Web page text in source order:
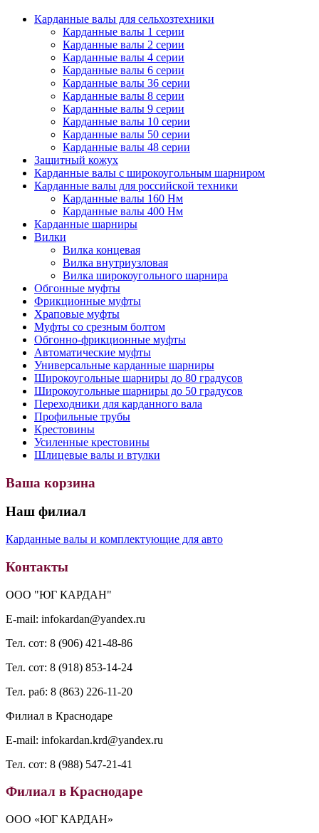
Карданные валы для сельхозтехники
Карданные валы 1 серии
Карданные валы 2 серии
Карданные валы 4 серии
Карданные валы 6 серии
Карданные валы 36 серии
Карданные валы 8 серии
Карданные валы 9 серии
Карданные валы 10 серии
Карданные валы 50 серии
Карданные валы 48 серии
Защитный кожух
Карданные валы с широкоугольным шарниром
Карданные валы для российской техники
Карданные валы 160 Нм
Карданные валы 400 Нм
Карданные шарниры
Вилки
Вилка концевая
Вилка внутриузловая
Вилка широкоугольного шарнира
Обгонные муфты
Фрикционные муфты
Храповые муфты
Муфты со срезным болтом
Обгонно-фрикционные муфты
Автоматические муфты
Универсальные карданные шарниры
Широкоугольные шарниры до 80 градусов
Широкоугольные шарниры до 50 градусов
Переходники для карданного вала
Профильные трубы
Крестовины
Усиленные крестовины
Шлицевые валы и втулки
Ваша корзина
Наш филиал
Карданные валы и комплектующие для авто
Контакты
ООО "ЮГ КАРДАН"
E-mail: infokardan@yandex.ru
Тел. сот: 8 (906) 421-48-86
Тел. сот: 8 (918) 853-14-24
Тел. раб: 8 (863) 226-11-20
Филиал в Краснодаре
E-mail: infokardan.krd@yandex.ru
Тел. сот: 8 (988) 547-21-41
Филиал в Краснодаре
ООО «ЮГ КАРДАН»